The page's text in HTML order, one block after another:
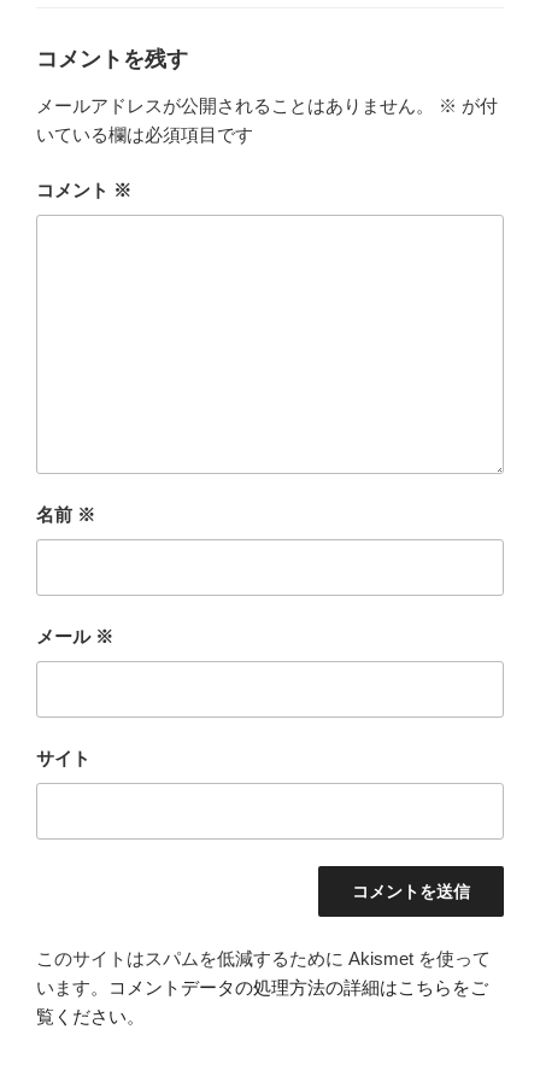
コメントを残す
メールアドレスが公開されることはありません。 ※ が付
いている欄は必須項目です
コメント ※
名前 ※
メール ※
サイト
このサイトはスパムを低減するために Akismet を使って
います。
コメントデータの処理方法の詳細はこちらをご
覧ください。